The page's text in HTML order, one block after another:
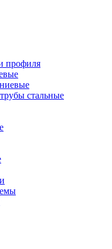
профиля
стальные